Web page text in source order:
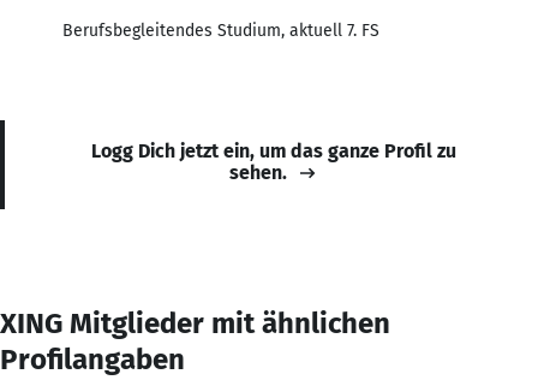
Berufsbegleitendes Studium, aktuell 7. FS
Logg Dich jetzt ein, um das ganze Profil zu
sehen.
XING Mitglieder mit ähnlichen
Profilangaben